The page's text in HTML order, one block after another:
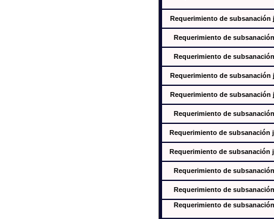
Requerimiento de subsanación
Requerimiento de
Requerimiento de
Requerimiento de subsanación
Requerimiento de subsanación
Requerimiento de
Requerimiento de subsanación
Requerimiento de subsanación
Requerimiento de
Requerimiento de
Requerimiento de